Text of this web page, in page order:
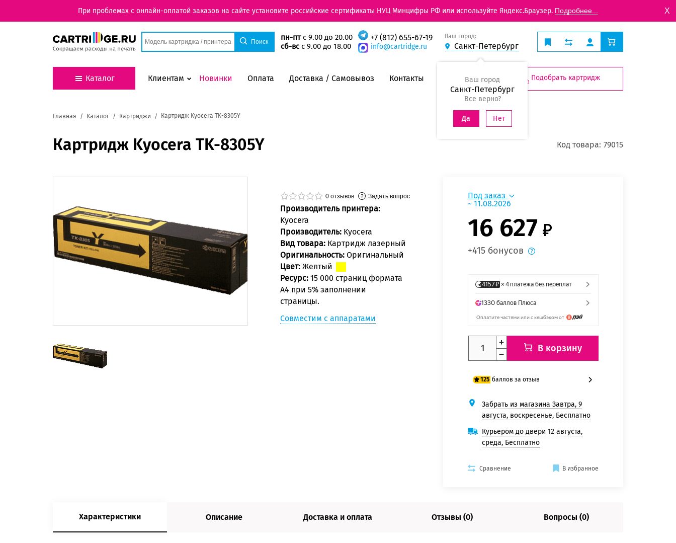
При проблемах с онлайн-оплатой заказов на сайте установите российские сертификаты НУЦ Минцифры РФ или используйте Яндекс.Браузер. Подробнее... X
пн-птс 9.00 до 20.00
сб-всс 9.00 до 18.00
+7 (812) 655-67-19
info@cartridge.ru
Ваш город:
Санкт-Петербург
Ваш город
Санкт-Петербург
Все верно?
Да Нет
Каталог Клиентам Новинки Оплата Доставка / Самовывоз Контакты Подобрать картридж
Главная Каталог Картриджи Картридж Kyocera TK-8305Y
Картридж Kyocera TK-8305Y Код товара: 79015
0 отзывов Задать вопрос
Производитель принтера:
Kyocera
Производитель: Kyocera
Вид товара: Картридж лазерный
Оригинальность: Оригинальный
Цвет: Желтый
Ресурс: 15 000 страниц формата
А4 при 5% заполнении
страницы.
Совместим с аппаратами
Под заказ
~ 11.08.2026
16 627
+415 бонусов
В корзину
125 баллов за отзыв
100 баллов
125 баллов
Забрать из магазина Завтра, 9
августа, воскресенье, Бесплатно
Курьером до двери 12 августа,
среда, Бесплатно
Сравнение В избранное
Характеристики Описание Доставка и оплата Отзывы (0) Вопросы (0)